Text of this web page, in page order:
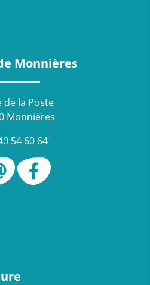
Monnières
de la Poste
Monnières
54 60 64